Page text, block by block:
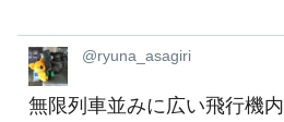
@ryuna_asagiri
無限列車並みに広い飛行機内